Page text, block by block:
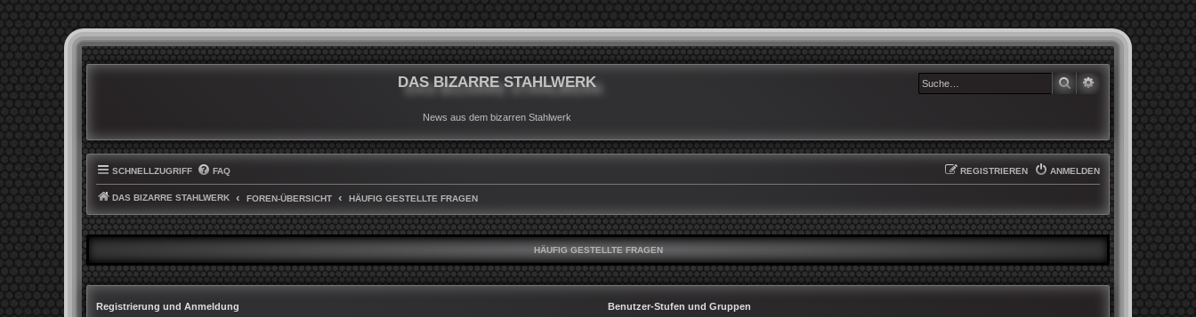
DAS BIZARRE STAHLWERK
News aus dem bizarren Stahlwerk
SUCHE
SCHNELLZUGRIFF FAQ ANMELDEN
REGISTRIEREN
DAS BIZARRE STAHLWERK FOREN-ÜBERSICHT HÄUFIG GESTELLTE FRAGEN
HÄUFIG GESTELLTE FRAGEN
Registrierung und Anmeldung
Benutzer-Stufen und Gruppen